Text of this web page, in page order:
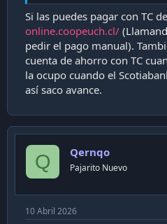
Si las puedes pagar con TC
online.coopeuch.cl/
pedir el pago manual).
cuenta de ahorro con TC
la ocupo cuando el
así saco avance.
Q Qernqo
Pajarito Nuevo
10 Abril 2026